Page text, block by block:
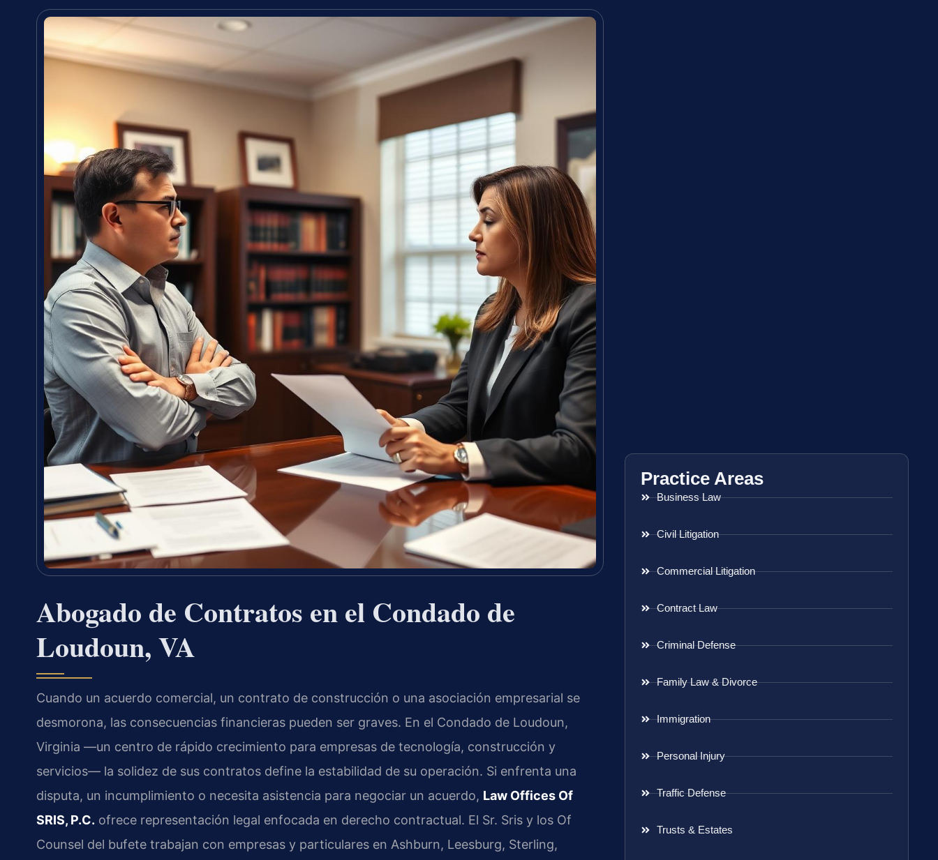
Abogado de Contratos en el Condado de
Loudoun, VA
Cuando un acuerdo comercial, un contrato de construcción o una asociación empresarial se
desmorona, las consecuencias financieras pueden ser graves. En el Condado de Loudoun,
Virginia —un centro de rápido crecimiento para empresas de tecnología, construcción y
servicios— la solidez de sus contratos define la estabilidad de su operación. Si enfrenta una
disputa, un incumplimiento o necesita asistencia para negociar un acuerdo, Law Offices Of
SRIS, P.C. ofrece representación legal enfocada en derecho contractual. El Sr. Sris y los Of
Counsel del bufete trabajan con empresas y particulares en Ashburn, Leesburg, Sterling,
Practice Areas
Business Law
Civil Litigation
Commercial Litigation
Contract Law
Criminal Defense
Family Law & Divorce
Immigration
Personal Injury
Traffic Defense
Trusts & Estates